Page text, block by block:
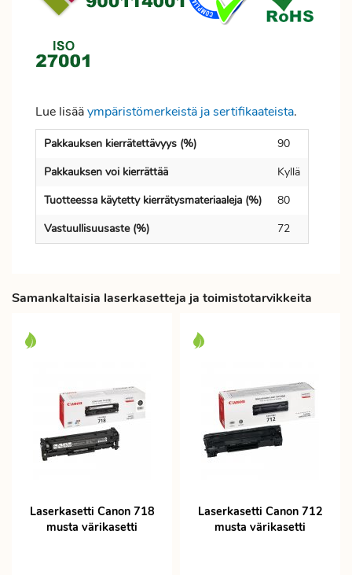
Lue lisääympäristömerkeistä ja sertifikaateista.
Pakkauksen kierrätettävyys (%)
90
Pakkauksen voi kierrättää
Kyllä
Tuotteessa käytetty kierrätysmateriaaleja (%)
80
Vastuullisuusaste (%)
72
Samankaltaisia laserkasetteja ja toimistotarvikkeita
Laserkasetti Canon 718
musta värikasetti
Laserkasetti Canon 712
musta värikasetti